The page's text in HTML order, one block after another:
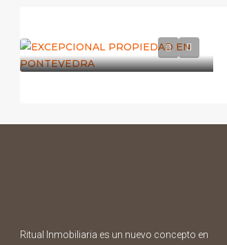
Ritual Inmobiliaria es un nuevo concepto en